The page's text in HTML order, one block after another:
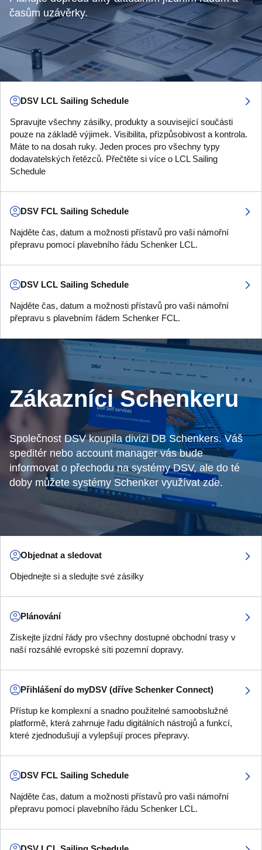
časům uzávěrky.
DSV LCL Sailing Schedule
Spravujte všechny zásilky, produkty a související součásti
pouze na základě výjimek. Visibilita, přizpůsobivost a kontrola.
Máte to na dosah ruky. Jeden proces pro všechny typy
dodavatelských řetězců. Přečtěte si více o LCL Sailing
Schedule
DSV FCL Sailing Schedule
Najděte čas, datum a možnosti přístavů pro vaši námořní
přepravu pomocí plavebního řádu Schenker LCL.
DSV LCL Sailing Schedule
Najděte čas, datum a možnosti přístavů pro vaši námořní
přepravu s plavebním řádem Schenker FCL.
Zákazníci Schenkeru
Společnost DSV koupila divizi DB Schenkers. Váš
speditér nebo account manager vás bude
informovat o přechodu na systémy DSV, ale do té
doby můžete systémy Schenker využívat zde.
Objednat a sledovat
Objednejte si a sledujte své zásilky
Plánování
Získejte jízdní řády pro všechny dostupné obchodní trasy v
naší rozsáhlé evropské síti pozemní dopravy.
Přihlášení do myDSV (dříve Schenker Connect)
Přístup ke komplexní a snadno použitelné samoobslužné
platformě, která zahrnuje řadu digitálních nástrojů a funkcí,
které zjednodušují a vylepšují proces přepravy.
DSV FCL Sailing Schedule
Najděte čas, datum a možnosti přístavů pro vaši námořní
přepravu pomocí plavebního řádu Schenker LCL.